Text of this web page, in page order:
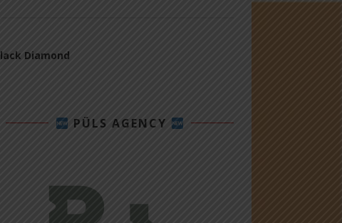
Diamond
PÜLS AGENCY